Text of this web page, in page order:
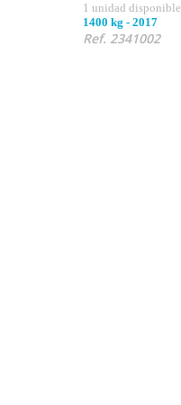
1 unidad disponible
1400 kg - 2017
Ref. 2341002